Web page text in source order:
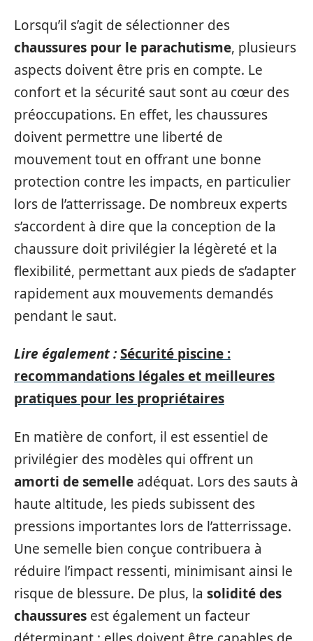
Lorsqu’il s’agit de sélectionner des
chaussures pour le parachutisme, plusieurs
aspects doivent être pris en compte. Le
confort et la sécurité saut sont au cœur des
préoccupations. En effet, les chaussures
doivent permettre une liberté de
mouvement tout en offrant une bonne
protection contre les impacts, en particulier
lors de l’atterrissage. De nombreux experts
s’accordent à dire que la conception de la
chaussure doit privilégier la légèreté et la
flexibilité, permettant aux pieds de s’adapter
rapidement aux mouvements demandés
pendant le saut.
Lire également :Sécurité piscine :
recommandations légales et meilleures
pratiques pour les propriétaires
En matière de confort, il est essentiel de
privilégier des modèles qui offrent un
amorti de semelle adéquat. Lors des sauts à
haute altitude, les pieds subissent des
pressions importantes lors de l’atterrissage.
Une semelle bien conçue contribuera à
réduire l’impact ressenti, minimisant ainsi le
risque de blessure. De plus, la solidité des
chaussures est également un facteur